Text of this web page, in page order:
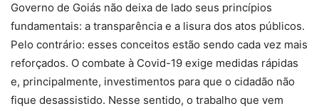
Governo de Goiás não deixa de lado seus princípios
fundamentais: a transparência e a lisura dos atos públicos.
Pelo contrário: esses conceitos estão sendo cada vez mais
reforçados. O combate à Covid-19 exige medidas rápidas
e, principalmente, investimentos para que o cidadão não
fique desassistido. Nesse sentido, o trabalho que vem